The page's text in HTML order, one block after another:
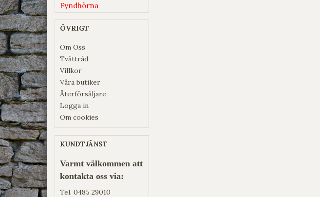
Fyndhörna
ÖVRIGT
Om Oss
Tvättråd
Villkor
Våra butiker
Återförsäljare
Logga in
Om cookies
KUNDTJÄNST
Varmt välkommen att
kontakta oss via:
Tel. 0485 29010